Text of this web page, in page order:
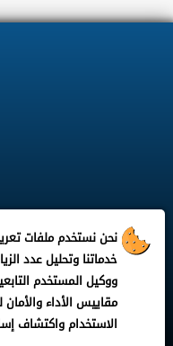
مقاييس الأداء
الاستخدام واكتشاف